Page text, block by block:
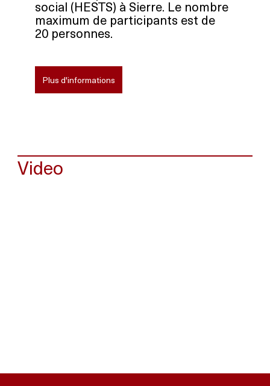
social (HESTS) à Sierre. Le nombre
maximum de participants est de
20 personnes.
Plus d'informations
Video